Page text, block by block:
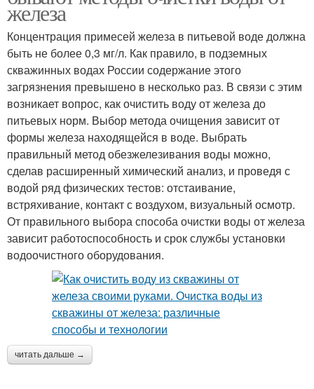
железа
Концентрация примесей железа в питьевой воде должна
быть не более 0,3 мг/л. Как правило, в подземных
скважинных водах России содержание этого
загрязнения превышено в несколько раз. В связи с этим
возникает вопрос, как очистить воду от железа до
питьевых норм. Выбор метода очищения зависит от
формы железа находящейся в воде. Выбрать
правильный метод обезжелезивания воды можно,
сделав расширенный химический анализ, и проведя с
водой ряд физических тестов: отстаивание,
встряхивание, контакт с воздухом, визуальный осмотр.
От правильного выбора способа очистки воды от железа
зависит работоспособность и срок службы установки
водоочистного оборудования.
читать дальше →